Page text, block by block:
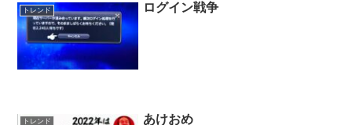
トレンド ログイン戦争
トレンド あけおめ